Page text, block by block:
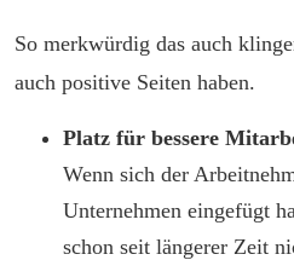
So merkwürdig das auch
auch positive Seiten haben.
Platz für bessere
Wenn sich der
Unternehmen eingefügt
schon seit längerer Zeit